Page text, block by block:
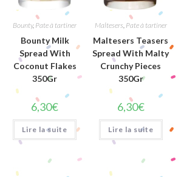
Bounty, Pate à tartiner
Bounty Milk
Spread With
Coconut Flakes
350Gr
6,30€
Lire la suite
Maltesers Pate à tartiner
Maltesers Teasers
Spread With Malty
Crunchy Pieces
350Gr
6,30€
Lire la suite